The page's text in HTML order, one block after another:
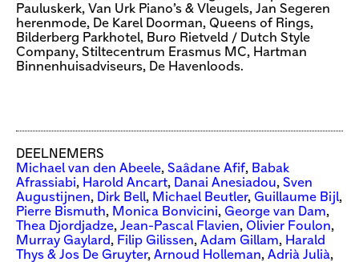
Pauluskerk, Van Urk Piano’s & Vleugels, Jan Segeren
herenmode, De Karel Doorman, Queens of Rings,
Bilderberg Parkhotel, Buro Rietveld / Dutch Style
Company, Stiltecentrum Erasmus MC, Hartman
Binnenhuisadviseurs, De Havenloods.
DEELNEMERS
Michael van den Abeele, Saâdane Afif, Babak
Afrassiabi, Harold Ancart, Danai Anesiadou, Sven
Augustijnen, Dirk Bell, Michael Beutler, Guillaume Bijl,
Pierre Bismuth, Monica Bonvicini, George van Dam,
Thea Djordjadze, Jean-Pascal Flavien, Olivier Foulon,
Murray Gaylard , Filip Gilissen, Adam Gillam, Harald
Thys & Jos De Gruyter, Arnoud Holleman, Adrià Julià,